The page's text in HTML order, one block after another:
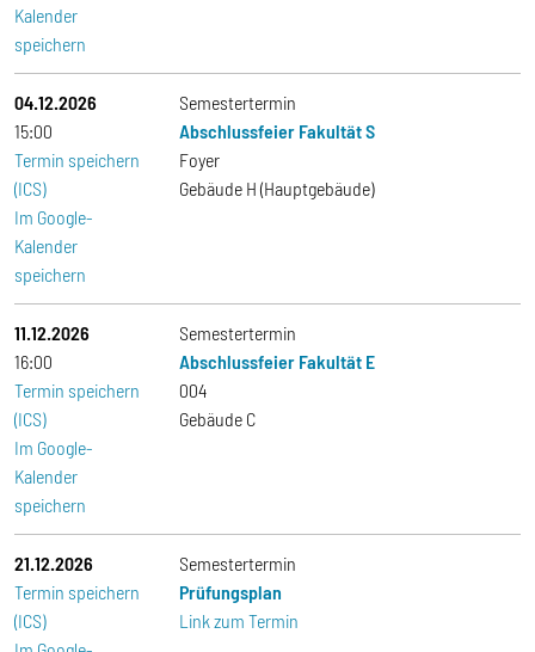
Kalender
speichern
04.12.2026
15:00
Termin speichern
(ICS)
Im Google-
Kalender
speichern
Semestertermin
Abschlussfeier Fakultät S
Foyer
Gebäude H (Hauptgebäude)
11.12.2026
16:00
Termin speichern
(ICS)
Im Google-
Kalender
speichern
Semestertermin
Abschlussfeier Fakultät E
004
Gebäude C
21.12.2026
Termin speichern
(ICS)
Semestertermin
Prüfungsplan
Link zum Termin